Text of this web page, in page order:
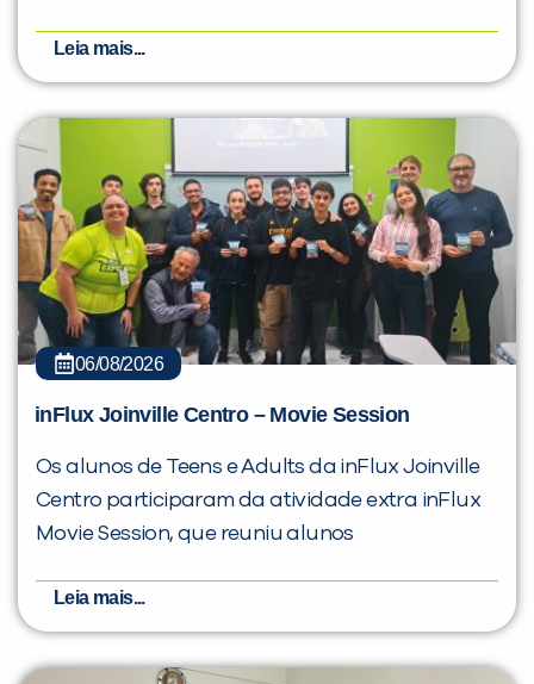
Leia mais...
06/08/2026
inFlux Joinville Centro – Movie Session
Os alunos de Teens e Adults da inFlux Joinville
Centro participaram da atividade extra inFlux
Movie Session, que reuniu alunos
Leia mais...